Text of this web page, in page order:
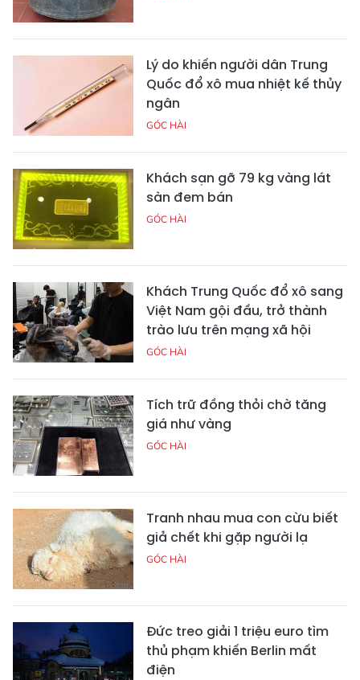
Lý do khiến người dân Trung
Quốc đổ xô mua nhiệt kế thủy
ngân
GÓC HÀI
Khách sạn gỡ 79 kg vàng lát
sàn đem bán
GÓC HÀI
Khách Trung Quốc đổ xô sang
Việt Nam gội đầu, trở thành
trào lưu trên mạng xã hội
GÓC HÀI
Tích trữ đồng thỏi chờ tăng
giá như vàng
GÓC HÀI
Tranh nhau mua con cừu biết
giả chết khi gặp người lạ
GÓC HÀI
Đức treo giải 1 triệu euro tìm
thủ phạm khiến Berlin mất
điện